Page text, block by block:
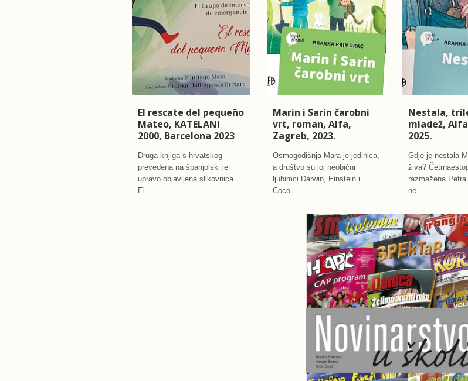
El rescate del pequeño
Mateo, KATELANI
2000, Barcelona 2023
Druga knjiga s hrvatskog
prevedena na španjolski je
upravo objavljena slikovnica
El…
Marin i Sarin čarobni
vrt, roman, Alfa,
Zagreb, 2023.
Osmogodišnja Mara je jedinica,
a društvo su joj neobični
ljubimci Darwin, Einstein i
Coco…
Nestala,
mladež,
2025.
Gdje je nestala
živa?
razmažena
ne…